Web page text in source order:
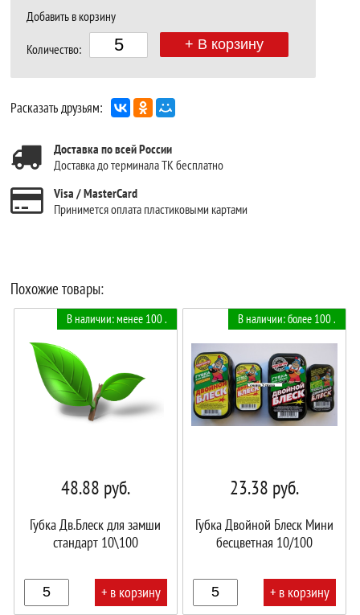
Добавить в корзину
Количество: + В корзину
Расказать друзьям:
Доставка по всей России
Доставка до терминала ТК бесплатно
Visa / MasterCard
Принимется оплата пластиковыми картами
Похожие товары:
В наличии: менее 100 .
48.88 руб.
Губка Дв.Блеск для замши
стандарт 10\100
+ в корзину
В наличии: более 100 .
23.38 руб.
Губка Двойной Блеск Мини
бесцветная 10/100
+ в корзину